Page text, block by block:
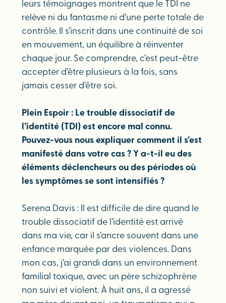
leurs témoignages montrent que le TDI ne
relève ni du fantasme ni d’une perte totale de
contrôle. Il s’inscrit dans une continuité de soi
en mouvement, un équilibre à réinventer
chaque jour. Se comprendre, c’est peut-être
accepter d’être plusieurs à la fois, sans
jamais cesser d’être soi.
Plein Espoir : Le trouble dissociatif de
l’identité (TDI) est encore mal connu.
Pouvez-vous nous expliquer comment il s’est
manifesté dans votre cas ? Y a-t-il eu des
éléments déclencheurs ou des périodes où
les symptômes se sont intensifiés ?
Serena Davis : Il est difficile de dire quand le
trouble dissociatif de l’identité est arrivé
dans ma vie, car il s’ancre souvent dans une
enfance marquée par des violences. Dans
mon cas, j’ai grandi dans un environnement
familial toxique, avec un père schizophrène
non suivi et violent. À huit ans, il a agressé